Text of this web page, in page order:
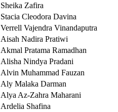
Sheika Zafira
Stacia Cleodora Davina
Verrell Vajendra Vinandaputra
Aisah Nadira Pratiwi
Akmal Pratama Ramadhan
Alisha Nindya Pradani
Alvin Muhammad Fauzan
Aly Malaka Darman
Alya Az-Zahra Maharani
Ardelia Shafina